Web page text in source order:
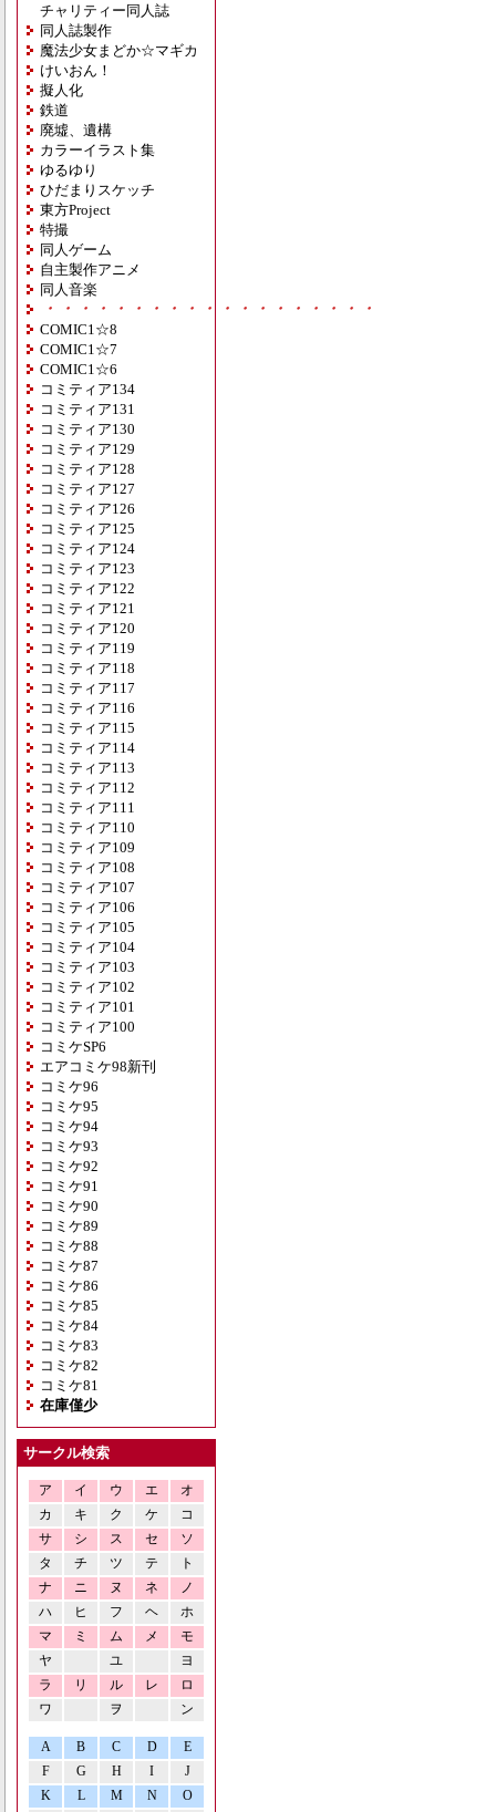
チャリティー同人誌
同人誌製作
魔法少女まどか☆マギカ
けいおん！
擬人化
鉄道
廃墟、遺構
カラーイラスト集
ゆるゆり
ひだまりスケッチ
東方Project
特撮
同人ゲーム
自主製作アニメ
同人音楽
・・・・・・・・・・・・・・・・・・・
COMIC1☆8
COMIC1☆7
COMIC1☆6
コミティア134
コミティア131
コミティア130
コミティア129
コミティア128
コミティア127
コミティア126
コミティア125
コミティア124
コミティア123
コミティア122
コミティア121
コミティア120
コミティア119
コミティア118
コミティア117
コミティア116
コミティア115
コミティア114
コミティア113
コミティア112
コミティア111
コミティア110
コミティア109
コミティア108
コミティア107
コミティア106
コミティア105
コミティア104
コミティア103
コミティア102
コミティア101
コミティア100
コミケSP6
エアコミケ98新刊
コミケ96
コミケ95
コミケ94
コミケ93
コミケ92
コミケ91
コミケ90
コミケ89
コミケ88
コミケ87
コミケ86
コミケ85
コミケ84
コミケ83
コミケ82
コミケ81
在庫僅少
サークル検索
ア イ ウ エ
オ
カ
キ ク ケ
コ
サ
シ ス セ
ソ
タ
チ ツ テ
ト
ナ
ニ ヌ ネ
ノ
ハ
ヒ フ ヘ
ホ
マ
ミ ム メ
モ
ヤ
ユ
ヨ
ラ
リ ル レ
ロ
ワ
ヲ ン
A B C D
E
F
G H I
J
K
L M N O